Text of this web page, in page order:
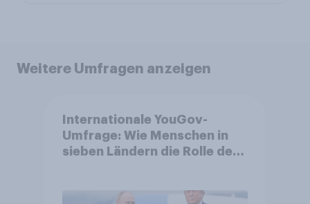
Weitere Umfragen anzeigen
Internationale YouGov-
Umfrage: Wie Menschen in
sieben Ländern die Rolle der
Bedrohungen und Bündnisse